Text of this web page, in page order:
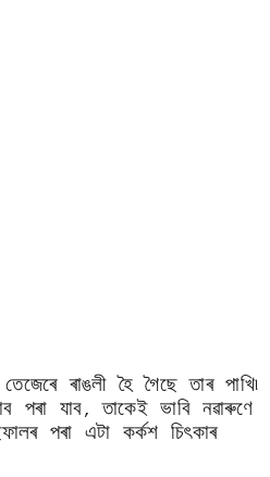
ৰাঙলী হৈ গৈছে তাৰ পাখি৷
পৰা যাব,তাকেই ভাবি নৱাৰুণে
পৰা এটা কৰ্কশ চিৎকাৰ